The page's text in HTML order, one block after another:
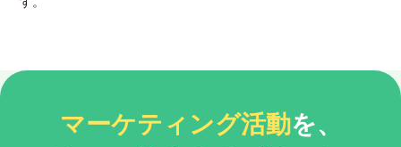
マーケティング活動を、